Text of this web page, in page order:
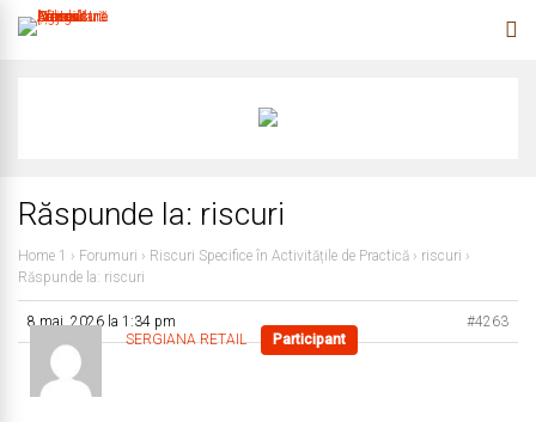
Răspunde la: riscuri
Home 1 › Forumuri › Riscuri Specifice în Activitățile de Practică › riscuri ›
Răspunde la: riscuri
8 mai, 2026 la 1:34 pm
#4263
SERGIANA RETAIL
Participant